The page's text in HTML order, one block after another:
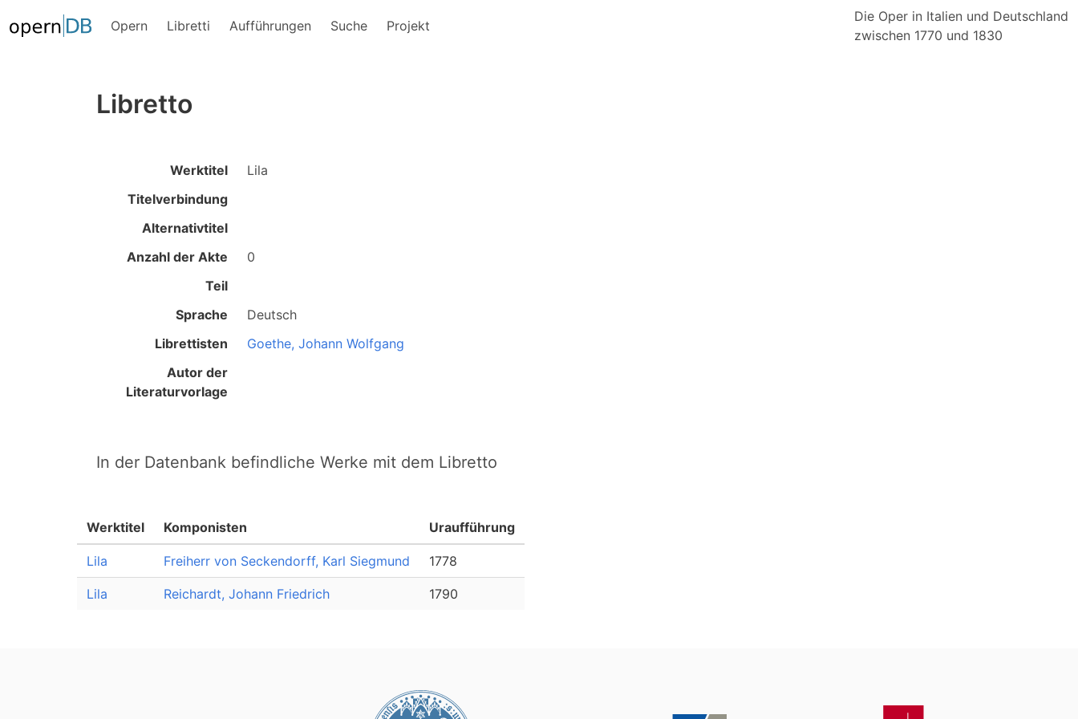
Opern Libretti Aufführungen Suche Projekt
Die Oper in Italien und Deutschland
zwischen 1770 und 1830
Libretto
Werktitel
Lila
Titelverbindung
Alternativtitel
Anzahl der Akte
0
Teil
Sprache
Deutsch
Librettisten
Goethe, Johann Wolfgang
Autor der
Literaturvorlage
In der Datenbank befindliche Werke mit dem Libretto
Werktitel Komponisten Uraufführung
Lila Freiherr von Seckendorff, Karl Siegmund 1778
Lila Reichardt, Johann Friedrich 1790